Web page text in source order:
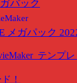
パック
メガパック
テンプ
！